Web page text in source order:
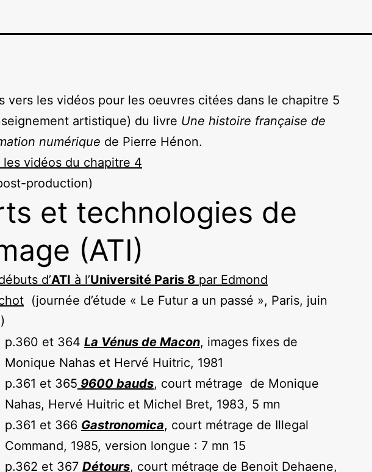
vers les vidéos pour les oeuvres citées dans le chapitre 5
artistique) du livre Une histoire française de
numérique de Pierre Hénon.
les vidéos du chapitre 4
production)
et technologies de
(ATI)
d’ATI à l’Université Paris 8 par Edmond
(journée d’étude « Le Futur a un passé », Paris, juin
p.360 et 364 La Vénus de Macon, images fixes de
Monique Nahas et Hervé Huitric, 1981
p.361 et 365 9600 bauds, court métrage de Monique
Nahas, Hervé Huitric et Michel Bret, 1983, 5 mn
p.361 et 366 Gastronomica, court métrage de Illegal
Command, 1985, version longue : 7 mn 15
p.362 et 367 Détours, court métrage de Benoit Dehaene,